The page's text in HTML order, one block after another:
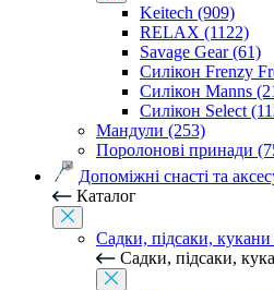
Keitech (909)
RELAX (1122)
Savage Gear (61)
Силікон Frenzy
Силікон Manns
Силікон Select
Мандули (253)
Поролонові принади
Допоміжні снасті та
Каталог
Садки, підсаки,
Садки, підсаки,